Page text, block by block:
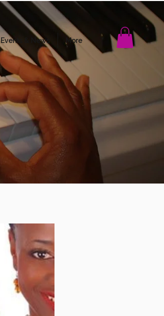
Events & News More